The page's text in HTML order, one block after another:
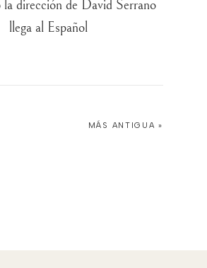
dirección de David Serrano
llega al Español
MÁS ANTIGUA »